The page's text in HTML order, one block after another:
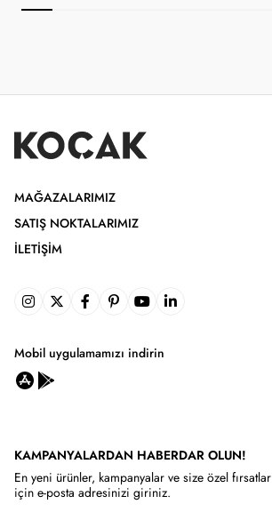
MAĞAZALARIMIZ
SATIŞ NOKTALARIMIZ
İLETIŞIM
Mobil uygulamamızı indirin
KAMPANYALARDAN HABERDAR OLUN!
En yeni ürünler, kampanyalar ve size özel fırsatlar
için e-posta adresinizi giriniz.